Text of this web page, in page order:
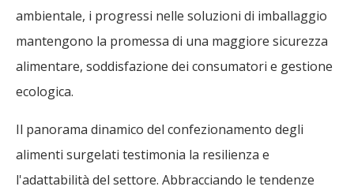
ambientale, i progressi nelle soluzioni di imballaggio
mantengono la promessa di una maggiore sicurezza
alimentare, soddisfazione dei consumatori e gestione
ecologica.
Il panorama dinamico del confezionamento degli
alimenti surgelati testimonia la resilienza e
l'adattabilità del settore. Abbracciando le tendenze